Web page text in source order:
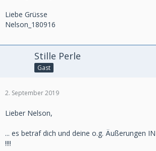
Liebe Grüsse
Nelson_180916
Stille Perle
Gast
2. September 2019
Lieber Nelson,
... es betraf dich und deine o.g. Äußerungen IN
!!!!